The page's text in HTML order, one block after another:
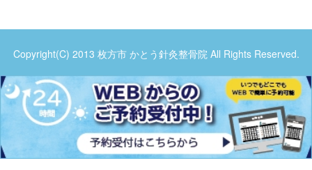
Copyright(C) 2013 枚方市 かとう針灸整骨院 All Rights Reserved.